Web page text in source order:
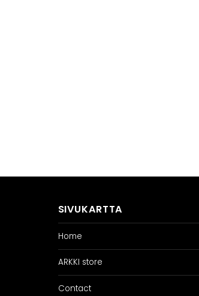
SIVUKARTTA
Home
ARKKI store
Contact